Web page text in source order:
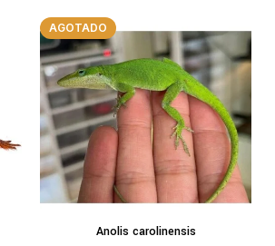
AGOTADO
LEER MÁSAnolis carolinensis